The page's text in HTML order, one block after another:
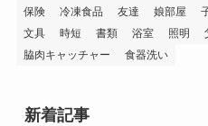
保険
冷凍食品 友達 娘部屋
文具
時短 書類 浴室 照明
脇肉キャッチャー
食器洗い
新着記事